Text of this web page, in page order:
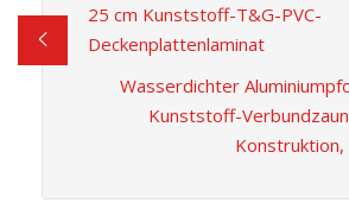
25 cm Kunststoff-T&G-PVC-
Deckenplattenlaminat
Wasserdichter
Kunststoff-
Konstruktion,